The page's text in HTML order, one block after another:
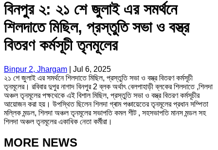
বিনপুর ২: ২১ শে জুলাই এর সমর্থনে
শিলদাতে মিছিল, প্রস্তুতি সভা ও বস্ত্র
বিতরণ কর্মসূচী তৃনমূলের
Binpur 2, Jhargam
Jul 6, 2025
২১ শে জুলাই এর সমর্থনে শিলদাতে মিছিল, প্রস্তুতি সভা ও বস্ত্র বিতরণ কর্মসূচী
তৃনমূলের। রবিবার দুপুর নাগাদ বিনপুর 2 ব্লক অর্থাৎ বেলপাহাড়ী ব্লকের শিলদাতে ,শিলদা
অঞ্চল তৃনমূলের পক্ষথেকে এই বিশাল মিছিল, প্রস্তুতি সভা ও বস্ত্র বিতরণ কর্মসূচীর
আয়োজন করা হয়। উপস্থিত ছিলেন শিলদা গ্ৰাম পঞ্চায়েতের তৃনমূলের প্রধান সম্পিতা
মল্লিক মন্ডল, শিলদা অঞ্চল তৃনমূলের সভাপতি কমল শীট , সহসভাপতি মানস মন্ডল সহ
শিলদা অঞ্চল তৃনমূলের একাধিক নেতা কর্মীরা।
MORE NEWS